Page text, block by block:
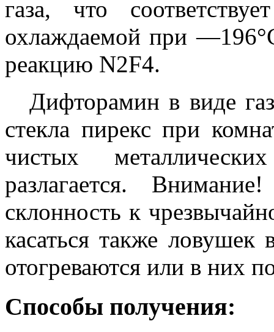
газа, что
охлаждаемой при
реакцию N2F4.
Дифторамин в виде
стекла пирекс при
чистых
разлагается.
склонность к
касаться также ловушек
отогреваются или в них
Способы получения: